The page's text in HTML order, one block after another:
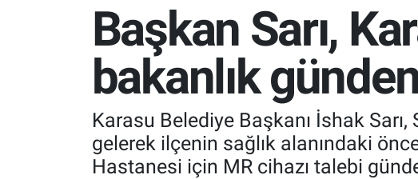
Başkan Sarı,
bakanlık
Karasu Belediye Başkanı İshak
gelerek ilçenin sağlık alanındaki
Hastanesi için MR cihazı talebi